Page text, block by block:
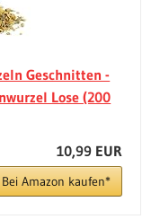
Geschnitten -
Lose (200
10,99 EUR
Bei Amazon kaufen*